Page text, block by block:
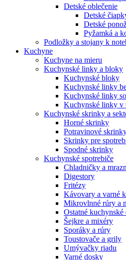
Detské oblečenie
Detské
Detské
Pyžamká a
Podložky a stojany k
Kuchyne
Kuchyne na mieru
Kuchynské linky a bloky
Kuchynské bloky
Kuchynské linky
Kuchynské linky
Kuchynské linky v
Kuchynské skrinky a
Horné skrinky
Potravinové
Skrinky pre
Spodné skrinky
Kuchynské spotrebiče
Chladničky a
Digestory
Fritézy
Kávovary a varné
Mikrovlnné rúry a
Ostatné kuchynské
Šejkre a mixéry
Sporáky a rúry
Toustovače a grily
Umývačky riadu
Varné dosky